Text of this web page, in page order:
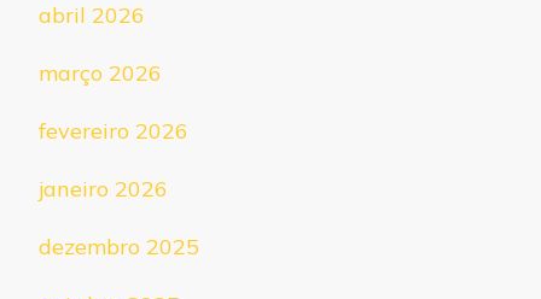
abril 2026
março 2026
fevereiro 2026
janeiro 2026
dezembro 2025